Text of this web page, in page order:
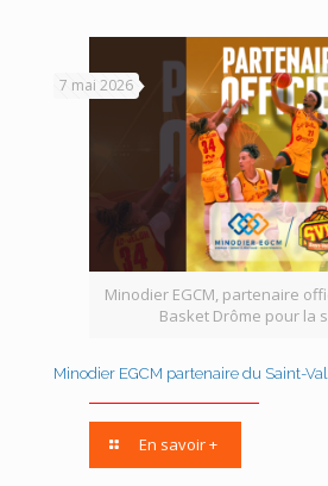
Minodier EGCM, partenaire
Basket Drôme pour la
7 mai 2026
Minodier EGCM partenaire du Saint-
En savoir +